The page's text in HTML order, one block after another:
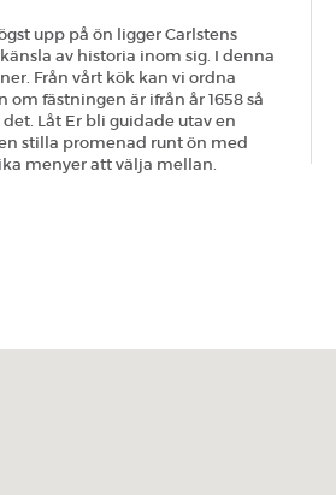
upp på ön ligger Carlstens
av historia inom sig. I denna
Från vårt kök kan vi ordna
fästningen är ifrån år 1658 så
Låt Er bli guidade utav en
stilla promenad runt ön med
menyer att välja mellan.